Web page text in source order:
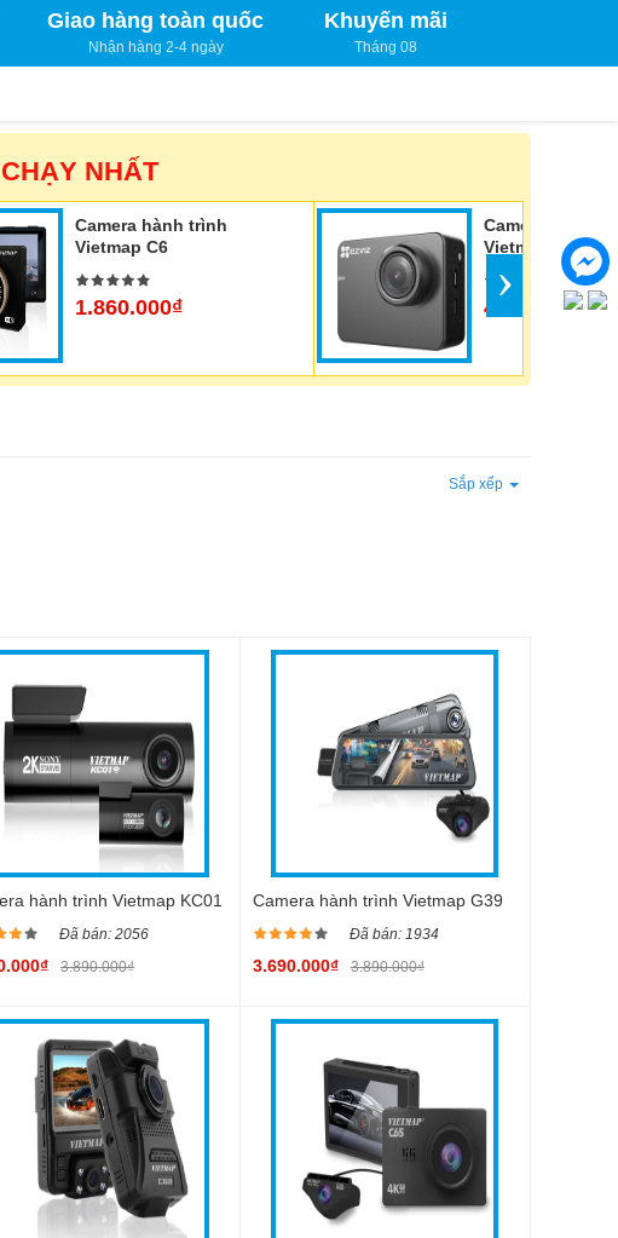
Giao hàng toàn quốc
Nhận hàng 2-4 ngày
Khuyến mãi
Tháng 08
NHẤT
Camera hành trình
Vietmap C6
1.860.000₫
Camera hành
Vietmap A50
4.190.000₫
›
Sắp xếp
hành trình Vietmap KC01
Đã bán: 2056
3.890.000₫
Camera hành trình Vietmap G39
Đã bán: 1934
3.690.000₫ 3.890.000₫